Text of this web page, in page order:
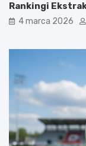
Rankingi
4 marca 2026